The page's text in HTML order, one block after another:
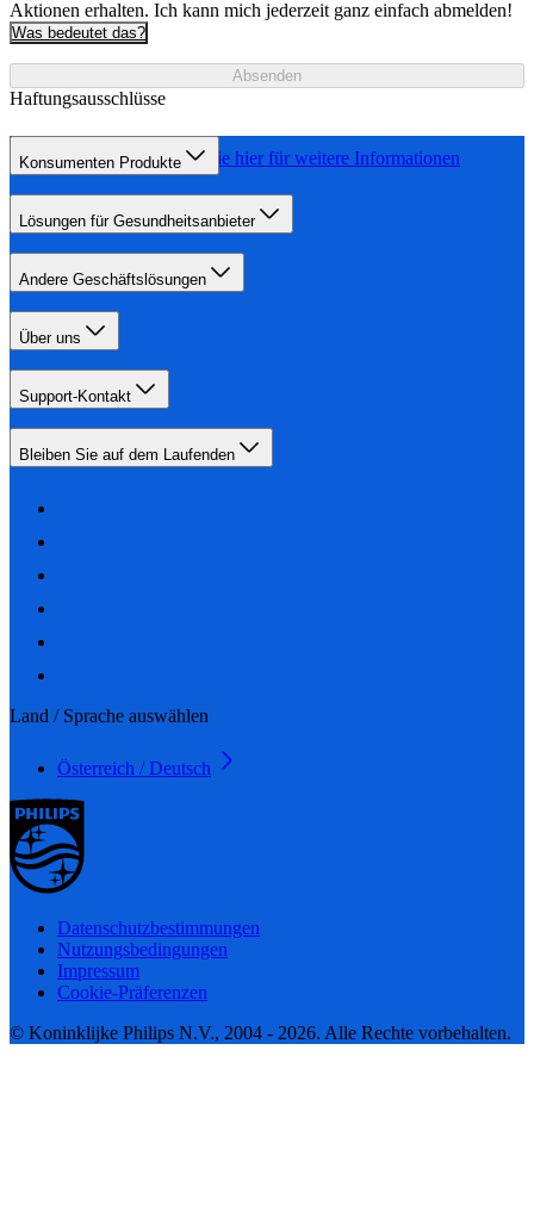
Aktionen erhalten. Ich kann mich jederzeit ganz einfach abmelden!
Was bedeutet das?
Absenden
Haftungsausschlüsse
Still-Lexikon Klicken Sie hier für weitere Informationen
Konsumenten Produkte
Lösungen für Gesundheitsanbieter
Andere Geschäftslösungen
Über uns
Support-Kontakt
Bleiben Sie auf dem Laufenden
Land / Sprache auswählen
Österreich / Deutsch
Datenschutzbestimmungen
Nutzungsbedingungen
Impressum
Cookie-Präferenzen
© Koninklijke Philips N.V., 2004 - 2026. Alle Rechte vorbehalten.